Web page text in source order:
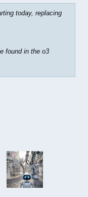
today, replacing
found in the o3